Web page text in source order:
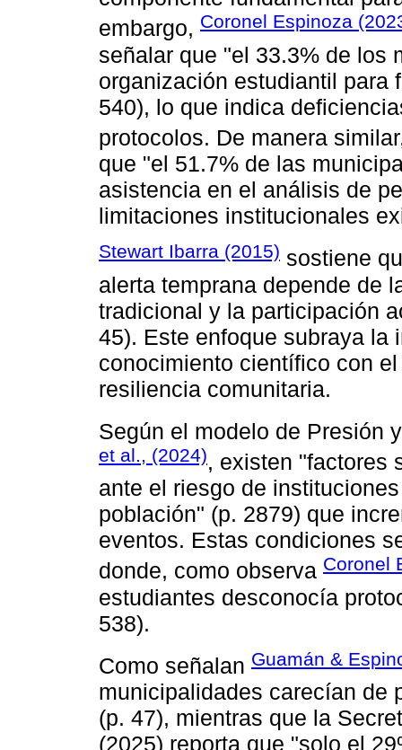
embargo, Coronel Espinoza
señalar que "el 33.3% de los
organización estudiantil para
540), lo que indica
protocolos. De manera
que "el 51.7% de las
asistencia en el análisis de
limitaciones institucionales
Stewart Ibarra (2015) sostiene
alerta temprana depende de
tradicional y la participación
45). Este enfoque subraya la
conocimiento científico con
resiliencia comunitaria.
Según el modelo de Presión
et al., (2024), existen "factores
ante el riesgo de
población" (p. 2879) que
eventos. Estas condiciones
donde, como observa Coronel
estudiantes desconocía
538).
Como señalan Guamán &
municipalidades carecían de
(p. 47), mientras que la
(2025) reporta que "solo el